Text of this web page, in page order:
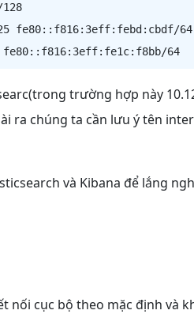
64
trường hợp này
ra chúng ta cần lưu ý tên
và Kibana để lắng
nối cục bộ theo mặc định và